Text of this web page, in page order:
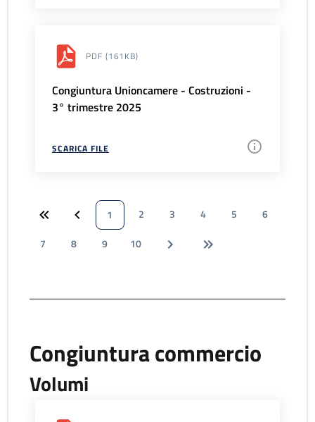
PDF (161KB)
Congiuntura Unioncamere - Costruzioni -
3° trimestre 2025
SCARICA FILE
1 2 3 4 5
6
7
8 9 10
Congiuntura commercio
Volumi